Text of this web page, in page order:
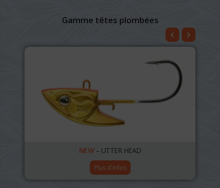
Gamme têtes plombées
NEW– UTTER HEAD
Plus d'infos